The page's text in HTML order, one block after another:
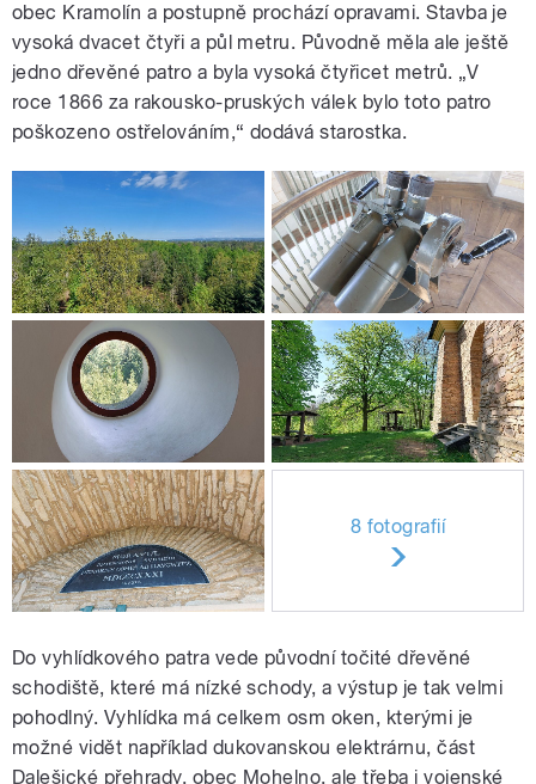
obec Kramolín a postupně prochází opravami. Stavba je
vysoká dvacet čtyři a půl metru. Původně měla ale ještě
jedno dřevěné patro a byla vysoká čtyřicet metrů. „V
roce 1866 za rakousko-pruských válek bylo toto patro
poškozeno ostřelováním,“ dodává starostka.
8 fotografií
Do vyhlídkového patra vede původní točité dřevěné
schodiště, které má nízké schody, a výstup je tak velmi
pohodlný. Vyhlídka má celkem osm oken, kterými je
možné vidět například dukovanskou elektrárnu, část
Dalešické přehrady, obec Mohelno, ale třeba i vojenské